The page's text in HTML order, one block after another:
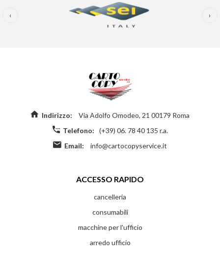
‹ ›
Indirizzo:
Via Adolfo Omodeo, 21 00179 Roma
Telefono:
(+39) 06. 78 40 135 r.a.
Email:
info@cartocopyservice.it
ACCESSO RAPIDO
cancelleria
consumabili
macchine per l'ufficio
arredo ufficio